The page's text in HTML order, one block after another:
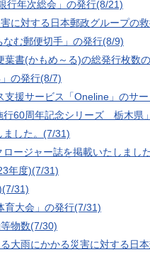
行年次総会」の発行(8/21)
に対する日本郵政グループの
む郵便切手」の発行(8/9)
書(かもめ～る)の総発行枚数
の発行(8/7)
支援サービス「Oneline」のサ
行60周年記念シリーズ 栃木県
ました。(7/31)
ージャー誌を掲載いたしまし
年度)(7/31)
31)
育大会」の発行(7/31)
物数(7/30)
大雨にかかる災害に対する日